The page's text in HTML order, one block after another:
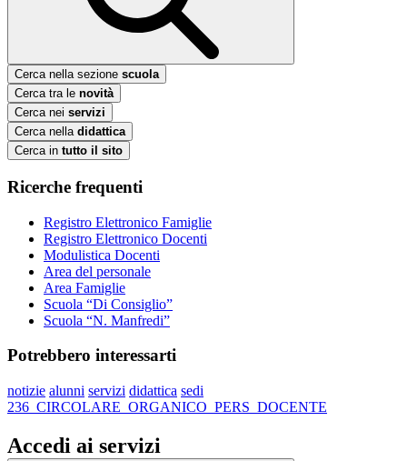
Cerca nella sezione scuola
Cerca tra le novità
Cerca nei servizi
Cerca nella didattica
Cerca in tutto il sito
Ricerche frequenti
Registro Elettronico Famiglie
Registro Elettronico Docenti
Modulistica Docenti
Area del personale
Area Famiglie
Scuola “Di Consiglio”
Scuola “N. Manfredi”
Potrebbero interessarti
notizie alunni servizi didattica sedi
236_CIRCOLARE_ORGANICO_PERS_DOCENTE
Accedi ai servizi